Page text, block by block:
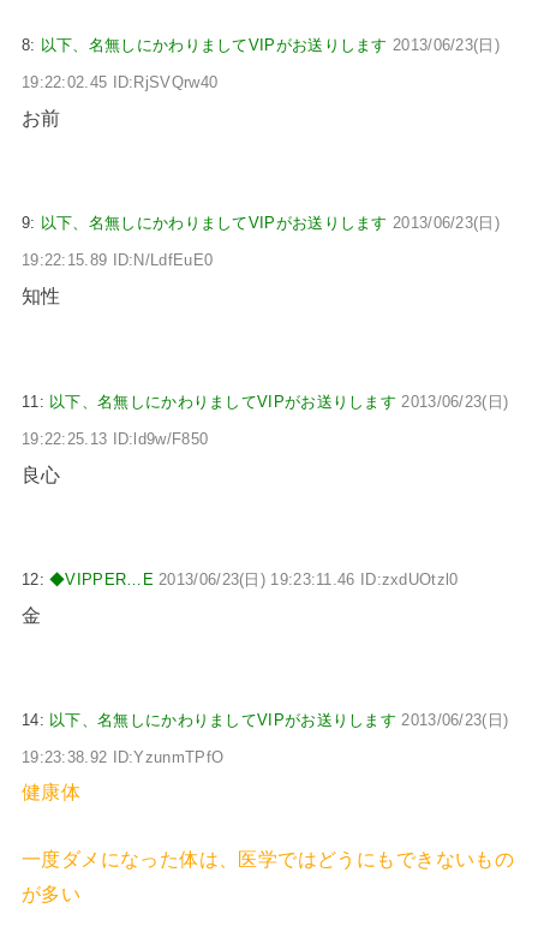
8: 以下、名無しにかわりましてVIPがお送りします 2013/06/23(日)
19:22:02.45 ID:RjSVQrw40
お前
9: 以下、名無しにかわりましてVIPがお送りします 2013/06/23(日)
19:22:15.89 ID:N/LdfEuE0
知性
11: 以下、名無しにかわりましてVIPがお送りします 2013/06/23(日)
19:22:25.13 ID:ld9w/F850
良心
12:◆VIPPER…E2013/06/23(日) 19:23:11.46 ID:zxdUOtzl0
金
14: 以下、名無しにかわりましてVIPがお送りします 2013/06/23(日)
19:23:38.92 ID:YzunmTPfO
健康体
一度ダメになった体は、医学ではどうにもできないもの
が多い